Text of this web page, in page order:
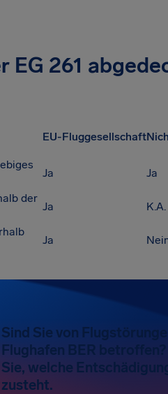
EG 261
EU-Fluggesellschaft
Ja
Ja
der
Ja
K.A.
Ja
Sind Sie von
Flughafen BER betroffen?
Sie, welche
zusteht.